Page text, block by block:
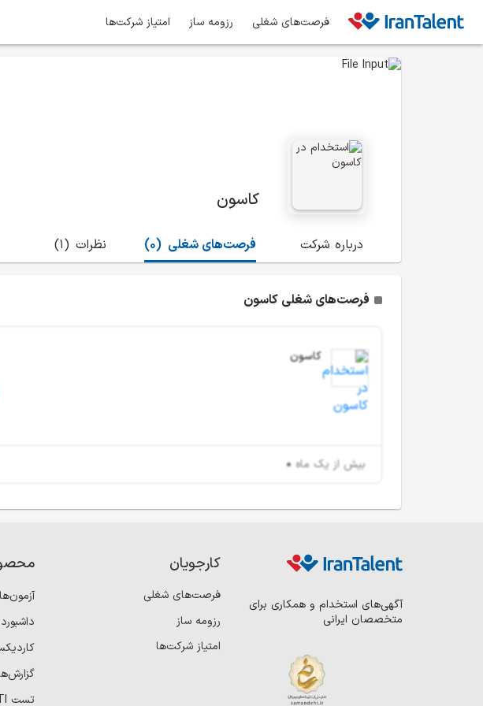
فرصت‌های شغلی رزومه ساز امتیاز شرکت‌ها
کاسون
درباره شرکت (0) فرصت‌های شغلی (1) نظرات
فرصت‌های شغلی کاسون
کاسون
بیش از یک ماه
آگهی‌های استخدام و همکاری برای
متخصصان ایرانی
کارجویان
فرصت‌های شغلی
رزومه ساز
امتیاز شرکت‌ها
آزمون‌ها
تست MBTI